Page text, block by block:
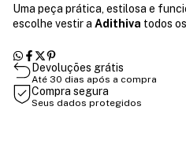
Uma peça prática, estilosa e
escolhe vestir a Adithiva todos
Devoluções grátis
Até 30 dias após a compra
Compra segura
Seus dados protegidos